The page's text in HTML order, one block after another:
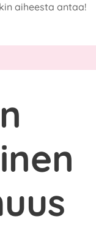
aiheesta antaa!